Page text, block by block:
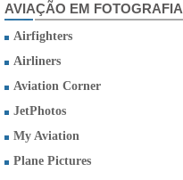
AVIAÇÃO EM FOTOGRAFIA
Airfighters
Airliners
Aviation Corner
JetPhotos
My Aviation
Plane Pictures